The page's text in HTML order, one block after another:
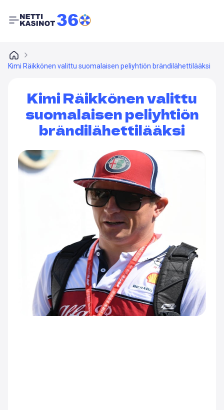
Kimi Räikkönen valittu suomalaisen peliyhtiön brändilähettilääksi
Kimi Räikkönen valittu
suomalaisen peliyhtiön
brändilähettilääksi